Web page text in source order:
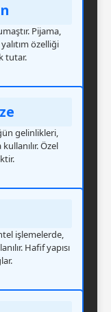
Pijama,
özelliği
tutar.
gelinlikleri,
Özel
işlemelerde,
Hafif yapısı